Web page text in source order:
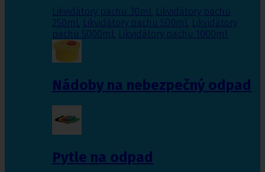
Likvidátory pachu 30ml, Likvidátory pachu
250ml, Likvidátory pachu 500ml, Likvidátory
pachu 5000ml, Likvidátory pachu 1000ml
Nádoby na nebezpečný odpad
Pytle na odpad